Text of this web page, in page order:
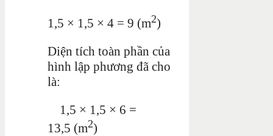
1,5 × 1,5 × 4 = 9 (m2)
Diện tích toàn phần của
hình lập phương đã cho
là:
1,5 × 1,5 × 6 =
13,5 (m2)